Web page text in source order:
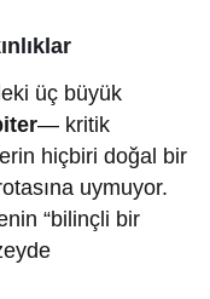
üç büyük
— kritik
hiçbiri doğal bir
uymuyor.
“bilinçli bir